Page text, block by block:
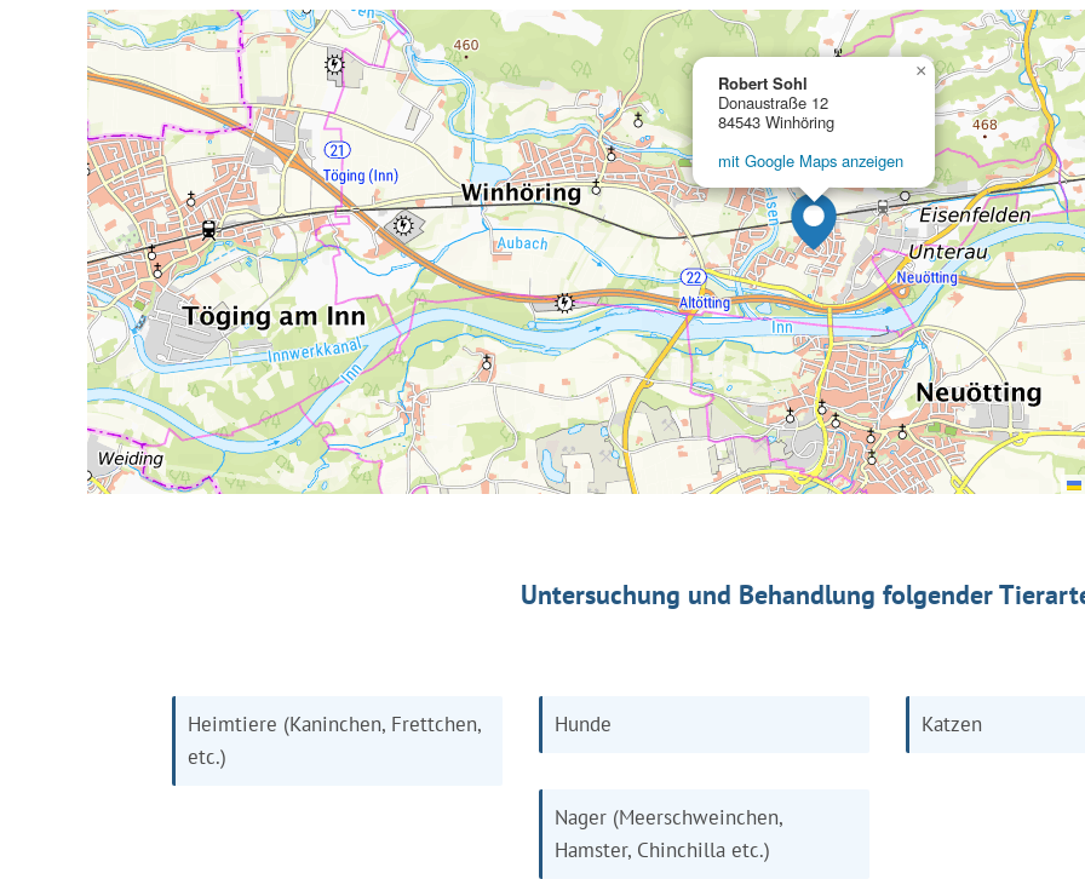
Robert Sohl
Donaustraße 12
84543 Winhöring
mit Google Maps anzeigen
×
Untersuchung und Behandlung folgender
Heimtiere (Kaninchen, Frettchen,
etc.)
Hunde Katzen
Nager (Meerschweinchen,
Hamster, Chinchilla etc.)